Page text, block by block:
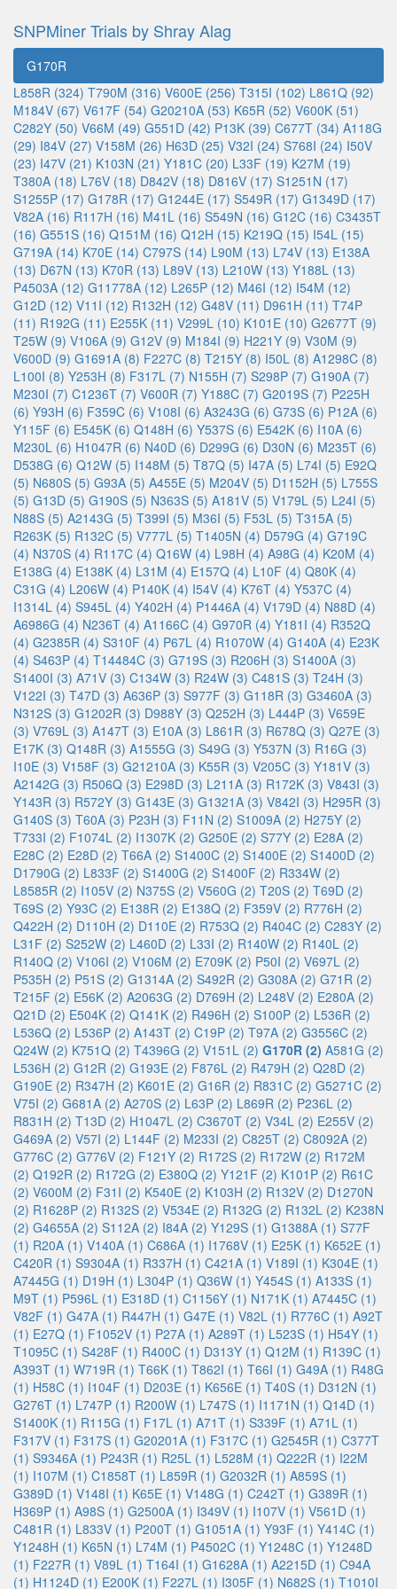
SNPMiner Trials by Shray Alag
G170R
L858R (324) T790M (316) V600E (256) T315I (102) L861Q (92)
M184V (67) V617F (54) G20210A (53) K65R (52) V600K (51)
C282Y (50) V66M (49) G551D (42) P13K (39) C677T (34) A118G
(29) I84V (27) V158M (26) H63D (25) V32I (24) S768I (24) I50V
(23) I47V (21) K103N (21) Y181C (20) L33F (19) K27M (19)
T380A (18) L76V (18) D842V (18) D816V (17) S1251N (17)
S1255P (17) G178R (17) G1244E (17) S549R (17) G1349D (17)
V82A (16) R117H (16) M41L (16) S549N (16) G12C (16) C3435T
(16) G551S (16) Q151M (16) Q12H (15) K219Q (15) I54L (15)
G719A (14) K70E (14) C797S (14) L90M (13) L74V (13) E138A
(13) D67N (13) K70R (13) L89V (13) L210W (13) Y188L (13)
P4503A (12) G11778A (12) L265P (12) M46I (12) I54M (12)
G12D (12) V11I (12) R132H (12) G48V (11) D961H (11) T74P
(11) R192G (11) E255K (11) V299L (10) K101E (10) G2677T (9)
T25W (9) V106A (9) G12V (9) M184I (9) H221Y (9) V30M (9)
V600D (9) G1691A (8) F227C (8) T215Y (8) I50L (8) A1298C (8)
L100I (8) Y253H (8) F317L (7) N155H (7) S298P (7) G190A (7)
M230I (7) C1236T (7) V600R (7) Y188C (7) G2019S (7) P225H
(6) Y93H (6) F359C (6) V108I (6) A3243G (6) G73S (6) P12A (6)
Y115F (6) E545K (6) Q148H (6) Y537S (6) E542K (6) I10A (6)
M230L (6) H1047R (6) N40D (6) D299G (6) D30N (6) M235T (6)
D538G (6) Q12W (5) I148M (5) T87Q (5) I47A (5) L74I (5) E92Q
(5) N680S (5) G93A (5) A455E (5) M204V (5) D1152H (5) L755S
(5) G13D (5) G190S (5) N363S (5) A181V (5) V179L (5) L24I (5)
N88S (5) A2143G (5) T399I (5) M36I (5) F53L (5) T315A (5)
R263K (5) R132C (5) V777L (5) T1405N (4) D579G (4) G719C
(4) N370S (4) R117C (4) Q16W (4) L98H (4) A98G (4) K20M (4)
E138G (4) E138K (4) L31M (4) E157Q (4) L10F (4) Q80K (4)
C31G (4) L206W (4) P140K (4) I54V (4) K76T (4) Y537C (4)
I1314L (4) S945L (4) Y402H (4) P1446A (4) V179D (4) N88D (4)
A6986G (4) N236T (4) A1166C (4) G970R (4) Y181I (4) R352Q
(4) G2385R (4) S310F (4) P67L (4) R1070W (4) G140A (4) E23K
(4) S463P (4) T14484C (3) G719S (3) R206H (3) S1400A (3)
S1400I (3) A71V (3) C134W (3) R24W (3) C481S (3) T24H (3)
V122I (3) T47D (3) A636P (3) S977F (3) G118R (3) G3460A (3)
N312S (3) G1202R (3) D988Y (3) Q252H (3) L444P (3) V659E
(3) V769L (3) A147T (3) E10A (3) L861R (3) R678Q (3) Q27E (3)
E17K (3) Q148R (3) A1555G (3) S49G (3) Y537N (3) R16G (3)
I10E (3) V158F (3) G21210A (3) K55R (3) V205C (3) Y181V (3)
A2142G (3) R506Q (3) E298D (3) L211A (3) R172K (3) V843I (3)
Y143R (3) R572Y (3) G143E (3) G1321A (3) V842I (3) H295R (3)
G140S (3) T60A (3) P23H (3) F11N (2) S1009A (2) H275Y (2)
T733I (2) F1074L (2) I1307K (2) G250E (2) S77Y (2) E28A (2)
E28C (2) E28D (2) T66A (2) S1400C (2) S1400E (2) S1400D (2)
D1790G (2) L833F (2) S1400G (2) S1400F (2) R334W (2)
L8585R (2) I105V (2) N375S (2) V560G (2) T20S (2) T69D (2)
T69S (2) Y93C (2) E138R (2) E138Q (2) F359V (2) R776H (2)
Q422H (2) D110H (2) D110E (2) R753Q (2) R404C (2) C283Y (2)
L31F (2) S252W (2) L460D (2) L33I (2) R140W (2) R140L (2)
R140Q (2) V106I (2) V106M (2) E709K (2) P50I (2) V697L (2)
P535H (2) P51S (2) G1314A (2) S492R (2) G308A (2) G71R (2)
T215F (2) E56K (2) A2063G (2) D769H (2) L248V (2) E280A (2)
Q21D (2) E504K (2) Q141K (2) R496H (2) S100P (2) L536R (2)
L536Q (2) L536P (2) A143T (2) C19P (2) T97A (2) G3556C (2)
Q24W (2) K751Q (2) T4396G (2) V151L (2) G170R (2) A581G (2)
L536H (2) G12R (2) G193E (2) F876L (2) R479H (2) Q28D (2)
G190E (2) R347H (2) K601E (2) G16R (2) R831C (2) G5271C (2)
V75I (2) G681A (2) A270S (2) L63P (2) L869R (2) P236L (2)
R831H (2) T13D (2) H1047L (2) C3670T (2) V34L (2) E255V (2)
G469A (2) V57I (2) L144F (2) M233I (2) C825T (2) C8092A (2)
G776C (2) G776V (2) F121Y (2) R172S (2) R172W (2) R172M
(2) Q192R (2) R172G (2) E380Q (2) Y121F (2) K101P (2) R61C
(2) V600M (2) F31I (2) K540E (2) K103H (2) R132V (2) D1270N
(2) R1628P (2) R132S (2) V534E (2) R132G (2) R132L (2) K238N
(2) G4655A (2) S112A (2) I84A (2) Y129S (1) G1388A (1) S77F
(1) R20A (1) V140A (1) C686A (1) I1768V (1) E25K (1) K652E (1)
C420R (1) S9304A (1) R337H (1) C421A (1) V189I (1) K304E (1)
A7445G (1) D19H (1) L304P (1) Q36W (1) Y454S (1) A133S (1)
M9T (1) P596L (1) E318D (1) C1156Y (1) N171K (1) A7445C (1)
V82F (1) G47A (1) R447H (1) G47E (1) V82L (1) R776C (1) A92T
(1) E27Q (1) F1052V (1) P27A (1) A289T (1) L523S (1) H54Y (1)
T1095C (1) S428F (1) R400C (1) D313Y (1) Q12M (1) R139C (1)
A393T (1) W719R (1) T66K (1) T862I (1) T66I (1) G49A (1) R48G
(1) H58C (1) I104F (1) D203E (1) K656E (1) T40S (1) D312N (1)
G276T (1) L747P (1) R200W (1) L747S (1) I1171N (1) Q14D (1)
S1400K (1) R115G (1) F17L (1) A71T (1) S339F (1) A71L (1)
F317V (1) F317S (1) G20201A (1) F317C (1) G2545R (1) C377T
(1) S9346A (1) P243R (1) R25L (1) L528M (1) Q222R (1) I22M
(1) I107M (1) C1858T (1) L859R (1) G2032R (1) A859S (1)
G389D (1) V148I (1) K65E (1) V148G (1) C242T (1) G389R (1)
H369P (1) A98S (1) G2500A (1) I349V (1) I107V (1) V561D (1)
C481R (1) L833V (1) P200T (1) G1051A (1) Y93F (1) Y414C (1)
Y1248H (1) K65N (1) L74M (1) P4502C (1) Y1248C (1) Y1248D
(1) F227R (1) V89L (1) T164I (1) G1628A (1) A2215D (1) C94A
(1) H1124D (1) E200K (1) F227L (1) I305F (1) N682S (1) T1010I